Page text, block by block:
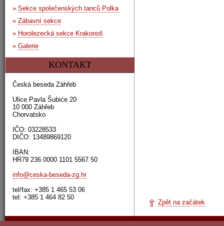
» Sekce společenských tanců Polka
» Zábavní sekce
» Horolezecká sekce Krakonoš
» Galerie
KONTAKT
Česká beseda Záhřeb
Ulice Pavla Šubiće 20
10 000 Záhřeb
Chorvatsko
IČO: 03228533
DIČO: 13489869120
IBAN:
HR79 236 0000 1101 5567 50
info@ceska-beseda-zg.hr
tel/fax: +385 1 465 53 06
tel: +385 1 464 82 50
Zpět na začátek